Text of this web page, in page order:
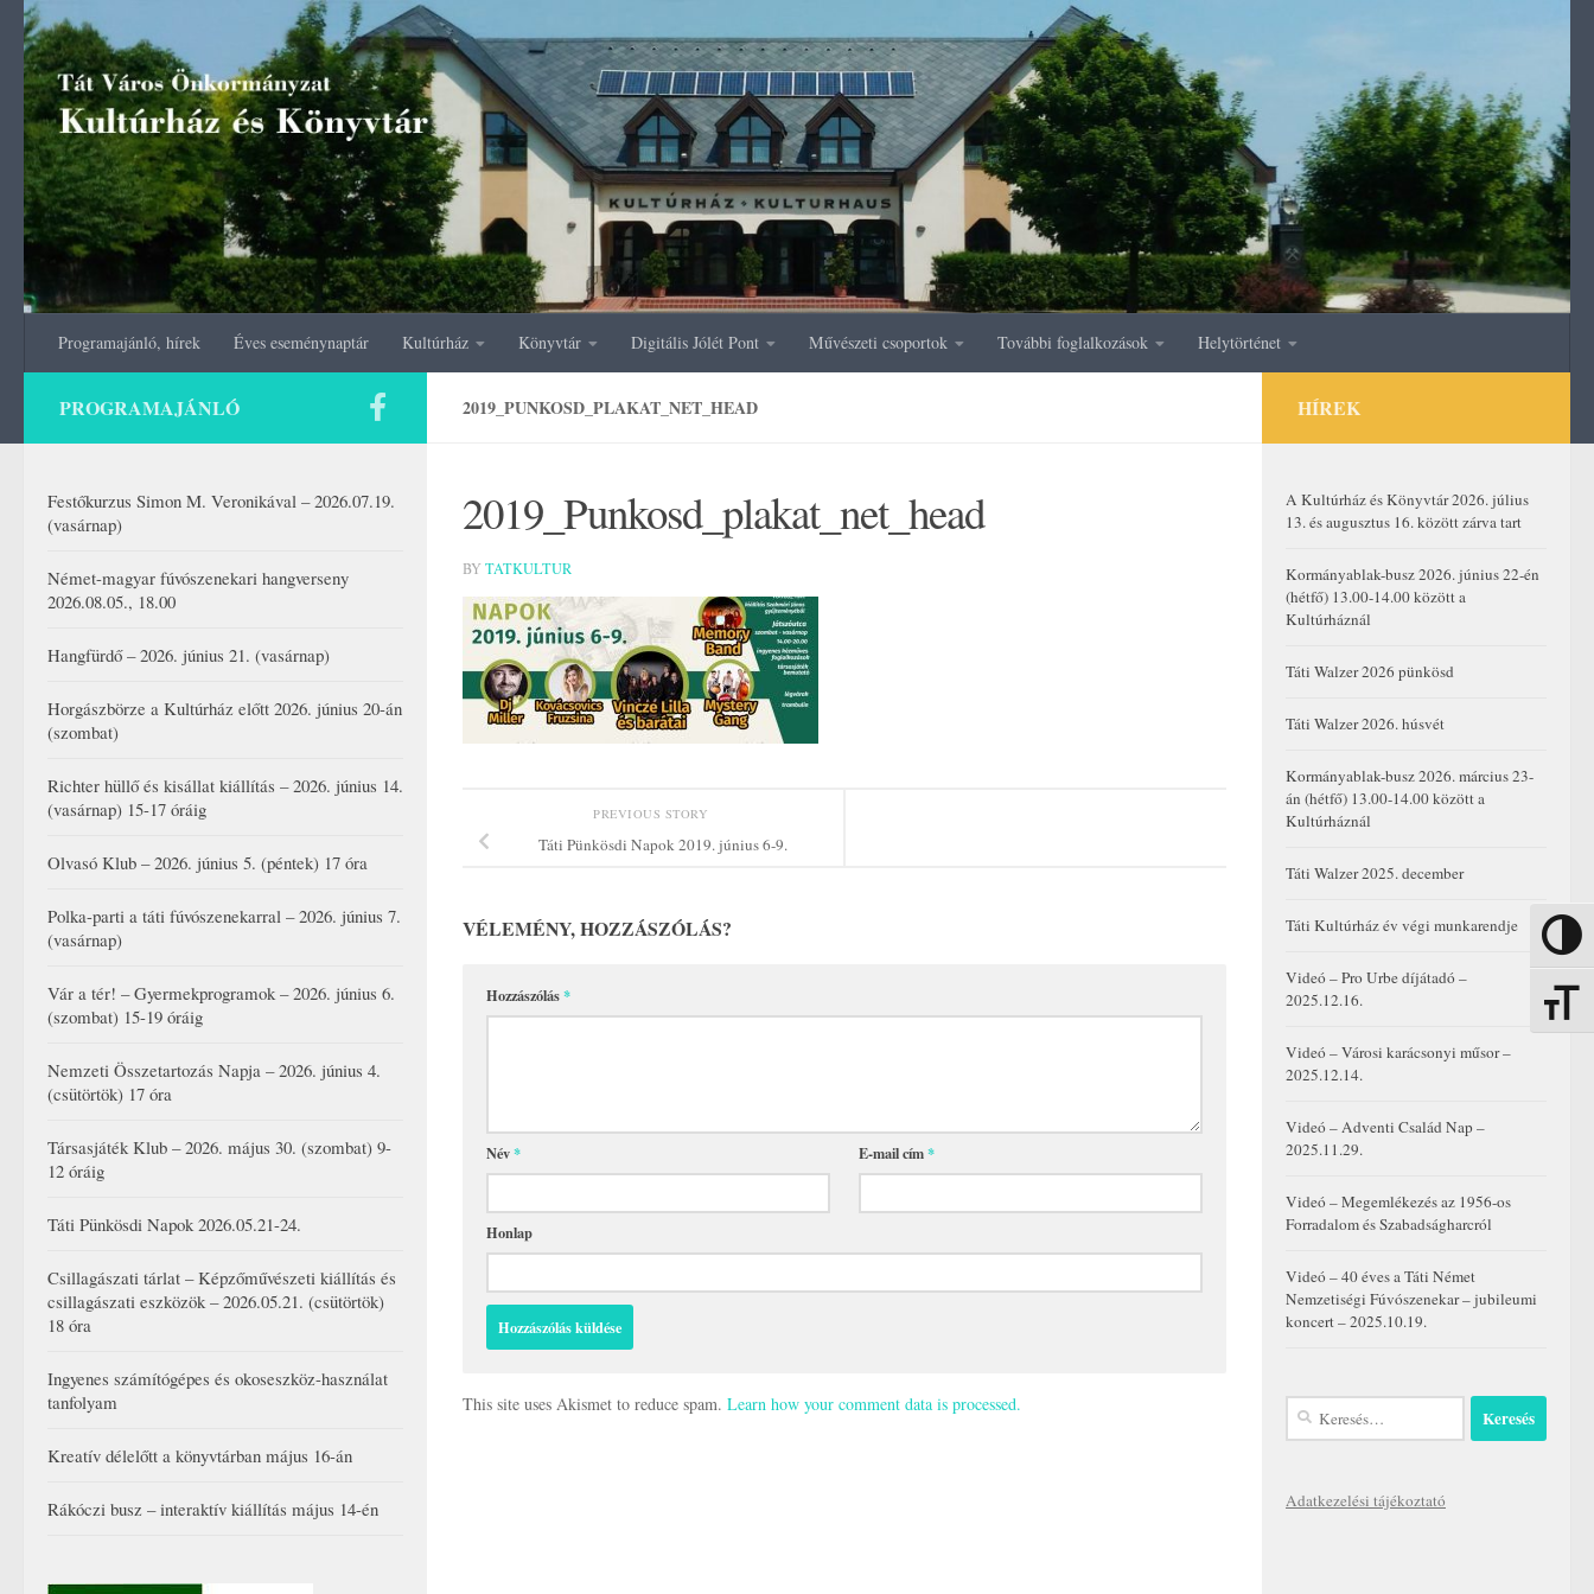
Nagy
Skip to content
Programajánló, hírek Éves eseménynaptár Kultúrház Könyvtár Digitális Jólét Pont Művészeti csoportok További foglalkozások Helytörténet
2019_PUNKOSD_PLAKAT_NET_HEAD
2019_Punkosd_plakat_net_head
BY TATKULTUR
PREVIOUS STORY
Táti Pünkösdi Napok 2019. június 6-9.
VÉLEMÉNY, HOZZÁSZÓLÁS?
Hozzászólás*
Név* E-mail cím*
Honlap
This site uses Akismet to reduce spam. Learn how your comment data is processed.
PROGRAMAJÁNLÓ
Festőkurzus Simon M. Veronikával – 2026.07.19.
(vasárnap)
Német-magyar fúvószenekari hangverseny
2026.08.05., 18.00
Hangfürdő – 2026. június 21. (vasárnap)
Horgászbörze a Kultúrház előtt 2026. június 20-án
(szombat)
Richter hüllő és kisállat kiállítás – 2026. június 14.
(vasárnap) 15-17 óráig
Olvasó Klub – 2026. június 5. (péntek) 17 óra
Polka-parti a táti fúvószenekarral – 2026. június 7.
(vasárnap)
Vár a tér! – Gyermekprogramok – 2026. június 6.
(szombat) 15-19 óráig
Nemzeti Összetartozás Napja – 2026. június 4.
(csütörtök) 17 óra
Társasjáték Klub – 2026. május 30. (szombat) 9-
12 óráig
Táti Pünkösdi Napok 2026.05.21-24.
Csillagászati tárlat – Képzőművészeti kiállítás és
csillagászati eszközök – 2026.05.21. (csütörtök)
18 óra
Ingyenes számítógépes és okoseszköz-használat
tanfolyam
Kreatív délelőtt a könyvtárban május 16-án
Rákóczi busz – interaktív kiállítás május 14-én
HÍREK
A Kultúrház és Könyvtár 2026. július
13. és augusztus 16. között zárva tart
Kormányablak-busz 2026. június 22-én
(hétfő) 13.00-14.00 között a
Kultúrháznál
Táti Walzer 2026 pünkösd
Táti Walzer 2026. húsvét
Kormányablak-busz 2026. március 23-
án (hétfő) 13.00-14.00 között a
Kultúrháznál
Táti Walzer 2025. december
Táti Kultúrház év végi munkarendje
Videó – Pro Urbe díjátadó –
2025.12.16.
Videó – Városi karácsonyi műsor –
2025.12.14.
Videó – Adventi Család Nap –
2025.11.29.
Videó – Megemlékezés az 1956-os
Forradalom és Szabadságharcról
Videó – 40 éves a Táti Német
Nemzetiségi Fúvószenekar – jubileumi
koncert – 2025.10.19.
Keresés:
Adatkezelési tájékoztató